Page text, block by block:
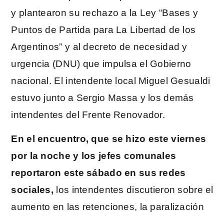
y plantearon su rechazo a la Ley “Bases y
Puntos de Partida para La Libertad de los
Argentinos” y al decreto de necesidad y
urgencia (DNU) que impulsa el Gobierno
nacional. El intendente local Miguel Gesualdi
estuvo junto a Sergio Massa y los demás
intendentes del Frente Renovador.
En el encuentro, que se hizo este viernes
por la noche y los jefes comunales
reportaron este sábado en sus redes
sociales, los intendentes discutieron sobre el
aumento en las retenciones, la paralización